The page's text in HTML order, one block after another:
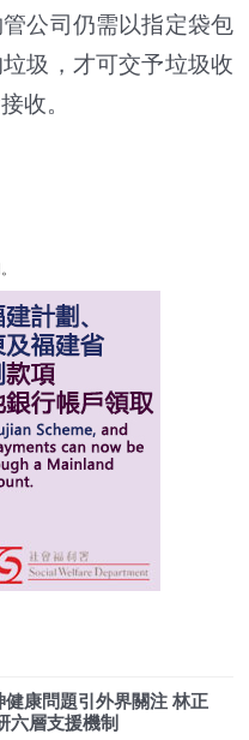
公司仍需以指定袋包
圾，才可交予垃圾收
收。
健康問題引外界關注 林正
六層支援機制